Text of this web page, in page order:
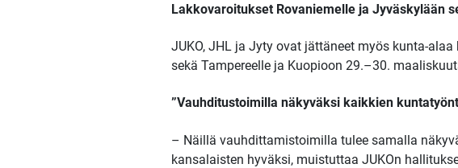
Lakkovaroitukset Rovaniemelle ja Jyväskylään
JUKO, JHL ja Jyty ovat jättäneet myös kunta-
sekä Tampereelle ja Kuopioon 29.–30.
”Vauhditustoimilla näkyväksi kaikkien
– Näillä vauhdittamistoimilla tulee samalla
kansalaisten hyväksi, muistuttaa JUKOn